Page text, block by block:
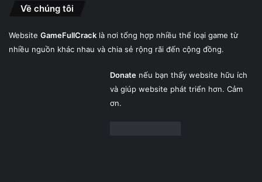
Về chúng tôi
Website GameFullCrack là nơi tổng hợp nhiều thể loại game từ
nhiều nguồn khác nhau và chia sẻ rộng rãi đến cộng đồng.
Donatenếu bạn thấy website hữu ích
và giúp website phát triển hơn. Cảm
ơn.